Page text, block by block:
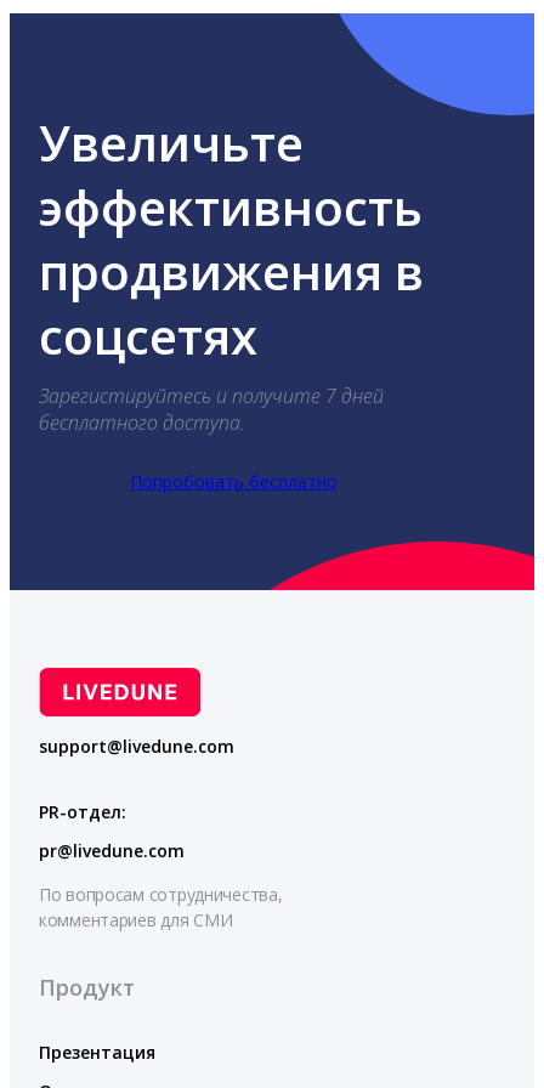
Увеличьте
эффективность
продвижения в
соцсетях
Зарегистируйтесь и получите 7 дней
бесплатного доступа.
Попробовать бесплатно
support@livedune.com
PR-отдел:
pr@livedune.com
По вопросам сотрудничества,
комментариев для СМИ
Продукт
Презентация